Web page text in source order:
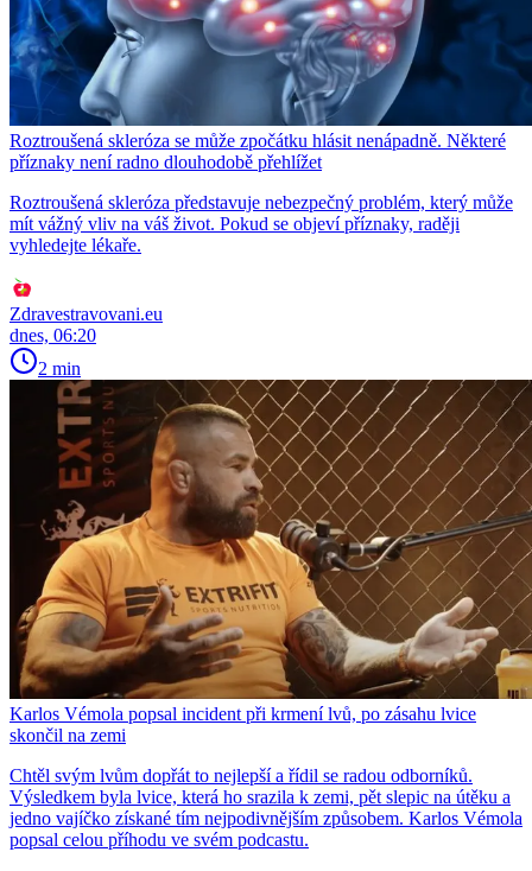
Roztroušená skleróza se může zpočátku hlásit nenápadně. Některé
příznaky není radno dlouhodobě přehlížet
Roztroušená skleróza představuje nebezpečný problém, který může
mít vážný vliv na váš život. Pokud se objeví příznaky, raději
vyhledejte lékaře.
Zdravestravovani.eu
dnes, 06:20
2 min
Karlos Vémola popsal incident při krmení lvů, po zásahu lvice
skončil na zemi
Chtěl svým lvům dopřát to nejlepší a řídil se radou odborníků.
Výsledkem byla lvice, která ho srazila k zemi, pět slepic na útěku a
jedno vajíčko získané tím nejpodivnějším způsobem. Karlos Vémola
popsal celou příhodu ve svém podcastu.